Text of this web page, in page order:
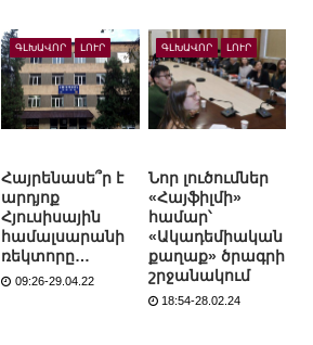
ԳԼԽԱՎՈՐ ԼՈՒՐ
Հայրենասե՞ր է
արդյոք
Հյուսիսային
համալսարանի
ռեկտորը…
09:26-29.04.22
ԳԼԽԱՎՈՐ ԼՈՒՐ
Նոր լուծումներ
«Հայֆիլմի»
համար՝
«Ակադեմիական
քաղաք» ծրագրի
շրջանակում
18:54-28.02.24